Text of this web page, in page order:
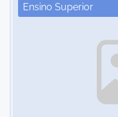
Ensino Superior